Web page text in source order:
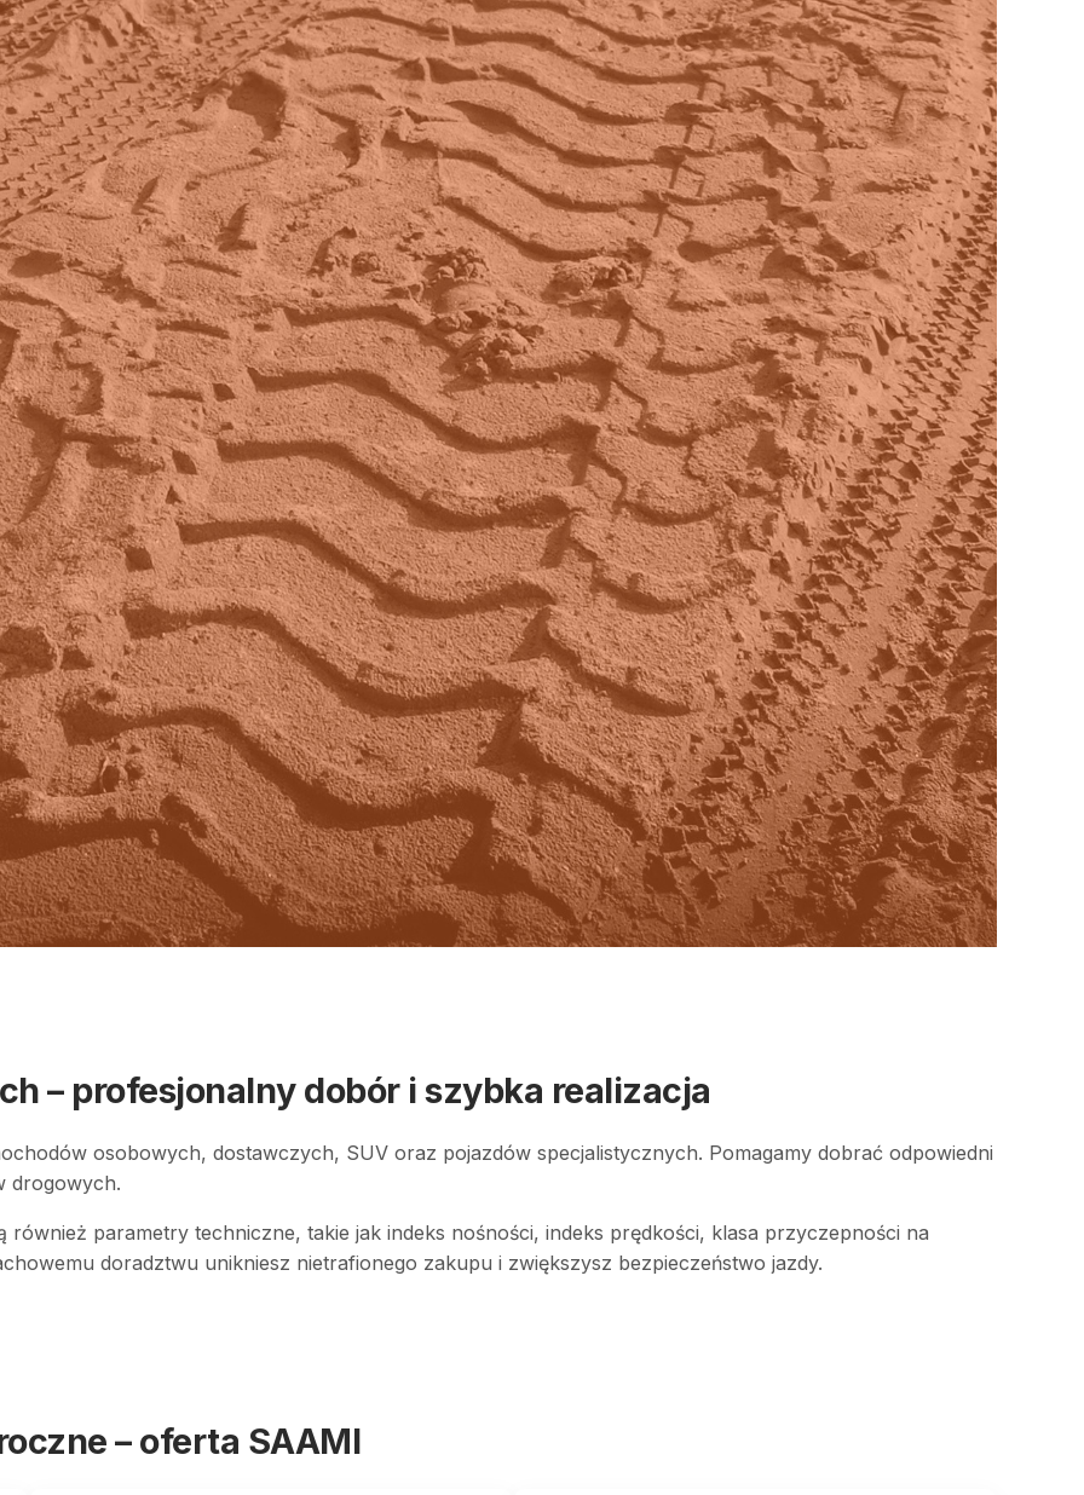
dobre ceny
– profesjonalny dobór i szybka realizacja
osobowych, dostawczych, SUV oraz pojazdów specjalistycznych. Pomagamy dobrać odpowiedni
drogowych.
parametry techniczne, takie jak indeks nośności, indeks prędkości, klasa przyczepności na
doradztwu unikniesz nietrafionego zakupu i zwiększysz bezpieczeństwo jazdy.
– oferta SAAMI